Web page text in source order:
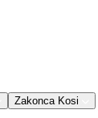
Zakonca Kosi